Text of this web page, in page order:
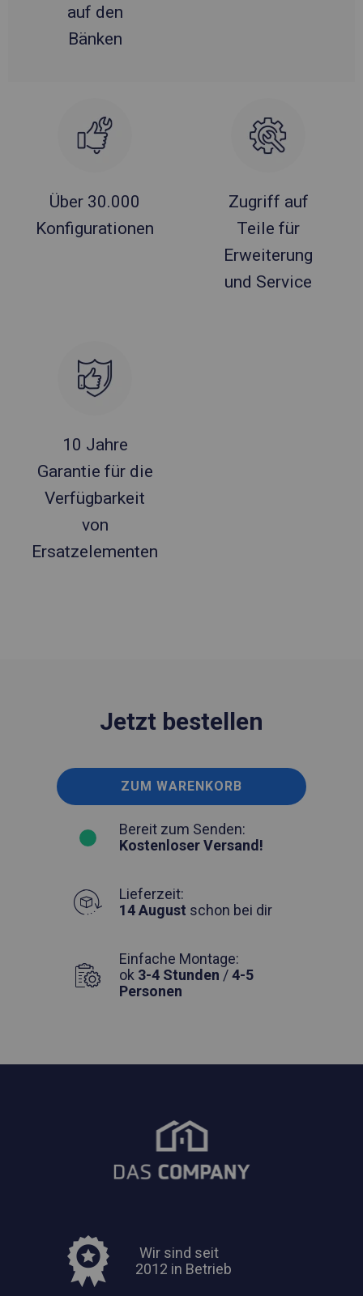
auf den
Bänken
Über 30.000
Konfigurationen
Zugriff auf
Teile für
Erweiterung
und Service
10 Jahre
Garantie für die
Verfügbarkeit
von
Ersatzelementen
Jetzt bestellen
ZUM WARENKORB
Bereit zum Senden:
Kostenloser Versand!
Lieferzeit:
14 August schon bei dir
Einfache Montage:
ok 3-4 Stunden /4-5
Personen
Wir sind seit
2012 in Betrieb